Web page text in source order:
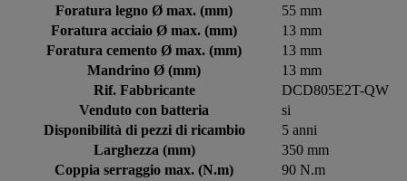
Foratura legno Ø max. (mm)
55 mm
Foratura acciaio Ø max. (mm)
13 mm
Foratura cemento Ø max. (mm)
13 mm
Mandrino Ø (mm)
13 mm
Rif. Fabbricante
DCD805E2T-QW
Venduto con batteria
si
Disponibilità di pezzi di ricambio
5 anni
Larghezza (mm)
350 mm
Coppia serraggio max. (N.m)
90 N.m